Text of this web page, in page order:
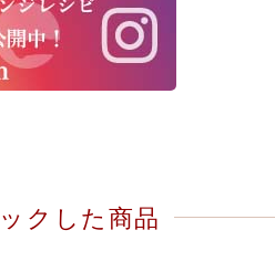
クした商品